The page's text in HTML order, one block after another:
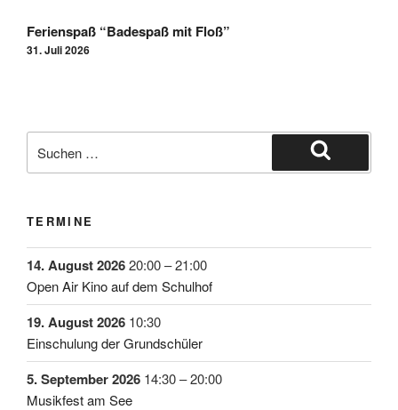
Ferienspaß “Badespaß mit Floß”
31. Juli 2026
TERMINE
14. August 202620:00–21:00
Open Air Kino auf dem Schulhof
19. August 2026 10:30
Einschulung der Grundschüler
5. September 2026 14:30–20:00
Musikfest am See